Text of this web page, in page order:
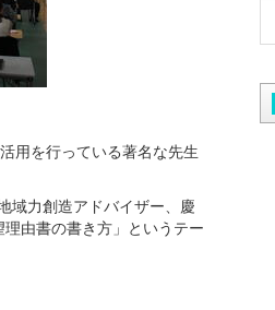
用を行っている著名な先生
域力創造アドバイザー、慶
由書の書き方」というテー